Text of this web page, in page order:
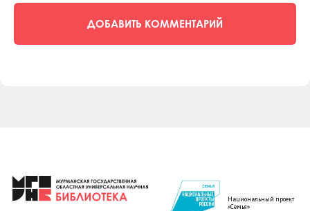
ДОБАВИТЬ КОММЕНТАРИЙ
Национальный проект
«Семья»